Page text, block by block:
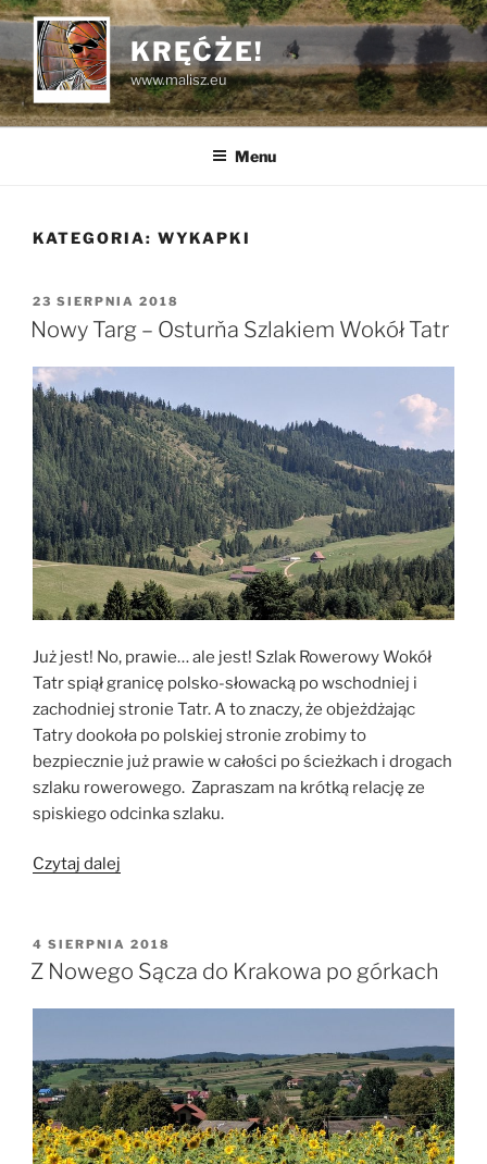
Przejdź
treści
KRĘĆŻE!
www.malisz.eu
Menu
KATEGORIA: WYKAPKI
OPUBLIKOWANE
W
23 SIERPNIA 2018
Nowy Targ – Osturňa Szlakiem Wokół Tatr
Już jest! No, prawie… ale jest! Szlak Rowerowy Wokół
Tatr spiął granicę polsko-słowacką po wschodniej i
zachodniej stronie Tatr. A to znaczy, że objeżdżając
Tatry dookoła po polskiej stronie zrobimy to
bezpiecznie już prawie w całości po ścieżkach i drogach
szlaku rowerowego. Zapraszam na krótką relację ze
spiskiego odcinka szlaku.
Czytaj dalej
Osturňa
Szlakiem
OPUBLIKOWANE
W
4 SIERPNIA 2018
Z Nowego Sącza do Krakowa po górkach